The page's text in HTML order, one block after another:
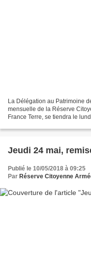
La Délégation au Patrimoine
mensuelle de la Réserve
France Terre, se tiendra le
Jeudi 24 mai,
Publié le 10/05/2018 à 09:25
Par Réserve Citoyenne